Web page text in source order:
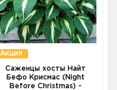
Акция
Саженцы хосты Найт
Бефо Крисмас (Night
Before Christmas) -